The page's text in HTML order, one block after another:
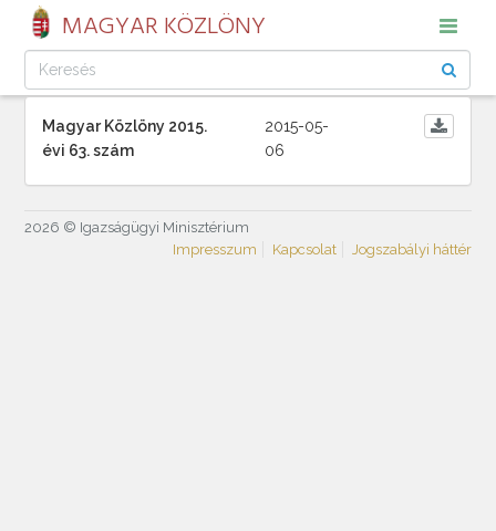
MAGYAR KÖZLÖNY
Magyar Közlöny 2015.
évi 63. szám
2015-05-
06
2026 © Igazságügyi Minisztérium
Impresszum
Kapcsolat Jogszabályi háttér